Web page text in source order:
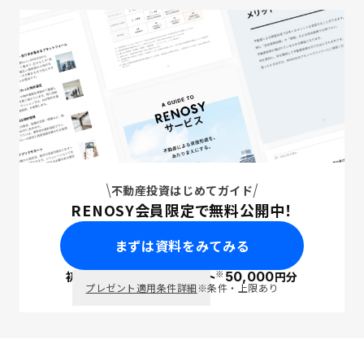
不動産投資はじめてガイド
RENOSY会員限定で無料公開中！
まずは資料をみてみる
初回面談で ポイント※50,000円分
プレゼント適用条件詳細※条件・上限あり